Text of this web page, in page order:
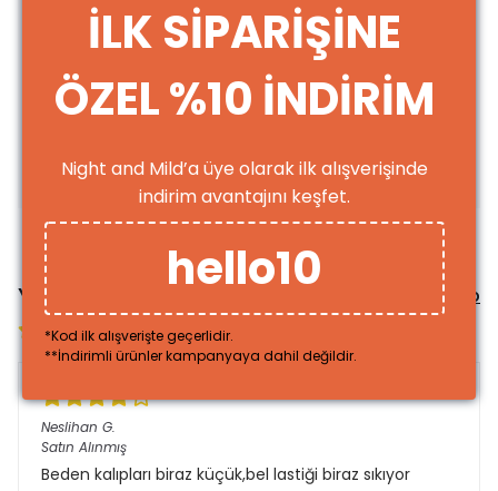
Ağartıcı kullanmayın.
Pamuklu ayarında ütüleyin.
Dünyamızı korumak ve gelecek nesillere daha iyi bir Dünya bırakmak
için üretim esnasında upcycle (ileri dönüşüm) yapmaya önem
Ürün Ölçüleri
Yorumlar Yorum Yap
3 değerlendirmeye göre
Neslihan G.
Satın Alınmış
Beden kalıpları biraz küçük,bel lastiği biraz sıkıyor
İLK SİPARİŞİNE
ÖZEL %10 İNDİRİM
Night and Mild’a üye olarak ilk alışverişinde
indirim avantajını keşfet.
hello10
*Kod ilk alışverişte geçerlidir.
**İndirimli ürünler kampanyaya dahil değildir.